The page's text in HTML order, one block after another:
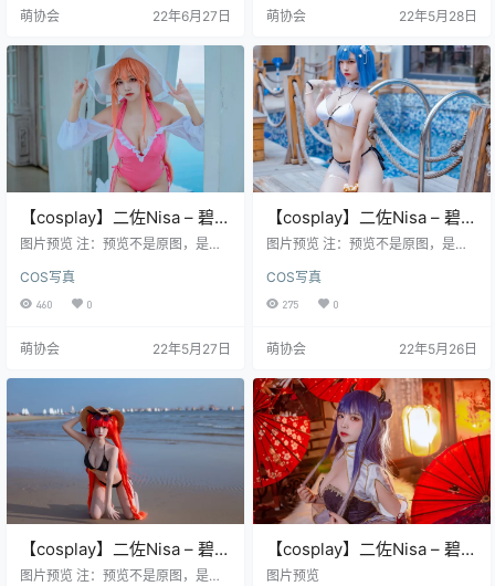
萌协会 22年6月27日 萌协会 22年5月28日
【cosplay】二佐Nisa – 碧蓝
黎塞留泳装 [9P-48MB]
图片预览 注：预览不是原图，是经
COS写真
460 0
萌协会 22年5月27日
【cosplay】二佐Nisa – 碧蓝
加斯科涅 [20P-164MB]
图片预览 注：预览不是原图，是经
COS写真
275 0
萌协会 22年5月26日
【cosplay】二佐Nisa – 碧蓝
火奴鲁鲁泳装 [20P-119MB]
图片预览 注：预览不是原图，是经
【cosplay】二佐Nisa – 碧蓝
航线 伊吹旗袍 [29P-197MB]
图片预览